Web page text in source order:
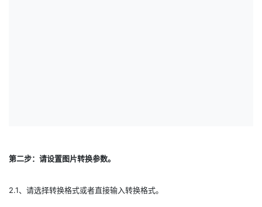
第二步：请设置图片转换参数。
2.1、请选择转换格式或者直接输入转换格式。